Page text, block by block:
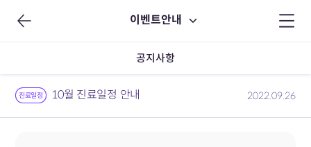
이벤트안내
공지사항
진료일정 10월 진료일정 안내 2022.09.26